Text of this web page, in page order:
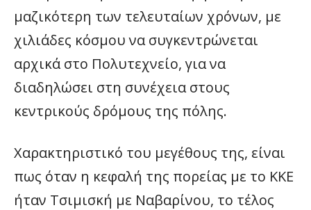
μαζικότερη των τελευταίων χρόνων, με
χιλιάδες κόσμου να συγκεντρώνεται
αρχικά στο Πολυτεχνείο, για να
διαδηλώσει στη συνέχεια στους
κεντρικούς δρόμους της πόλης.
Χαρακτηριστικό του μεγέθους της, είναι
πως όταν η κεφαλή της πορείας με το ΚΚΕ
ήταν Τσιμισκή με Ναβαρίνου, το τέλος